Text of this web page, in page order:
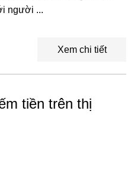
người ...
Xem chi tiết
tiền trên thị